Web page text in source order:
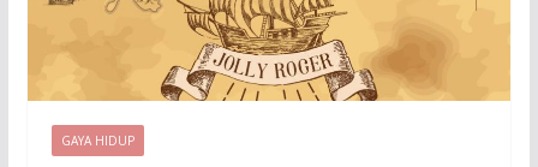
GAYA HIDUP